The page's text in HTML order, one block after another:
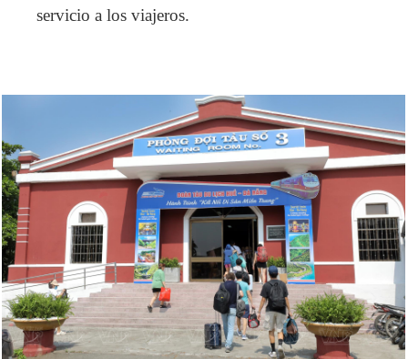
servicio a los viajeros.